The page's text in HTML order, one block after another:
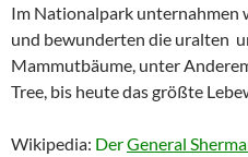
Im Nationalpark unternahmen
und bewunderten die uralten
Mammutbäume, unter
Tree, bis heute das größte
Wikipedia: DerGeneral